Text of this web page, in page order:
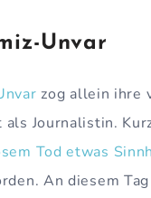
Unvar
zog allein ihre
als Journalistin.
Tod etwas
An diesem